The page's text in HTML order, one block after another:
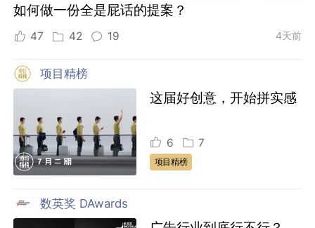
如何做一份全是屁话的提案？
47 42 19 4天前
项目精榜
这届好创意，开始拼实感
6 7
项目精榜
数英奖 DAwards